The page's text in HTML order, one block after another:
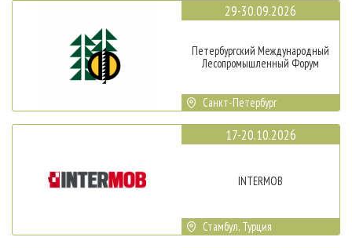
29-30.09.2026
Петербургский Международный
Лесопромышленный Форум
Санкт-Петербург
17-20.10.2026
INTERMOB
Стамбул, Турция